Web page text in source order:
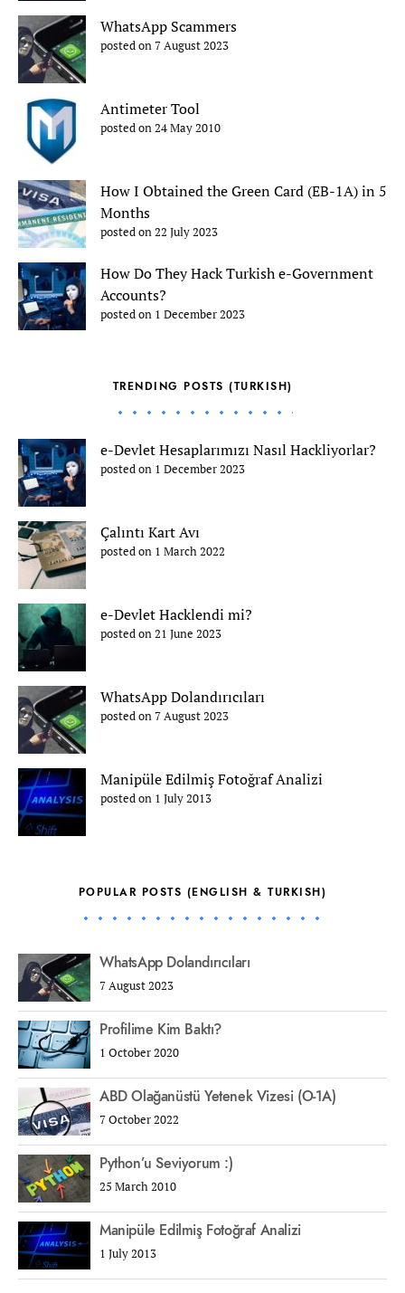
WhatsApp Scammers
posted on 7 August 2023
Antimeter Tool
posted on 24 May 2010
How I Obtained the Green Card (EB-1A) in 5
Months
posted on 22 July 2023
How Do They Hack Turkish e-Government
Accounts?
posted on 1 December 2023
TRENDING POSTS (TURKISH)
e-Devlet Hesaplarımızı Nasıl Hackliyorlar?
posted on 1 December 2023
Çalıntı Kart Avı
posted on 1 March 2022
e-Devlet Hacklendi mi?
posted on 21 June 2023
WhatsApp Dolandırıcıları
posted on 7 August 2023
Manipüle Edilmiş Fotoğraf Analizi
posted on 1 July 2013
POPULAR POSTS (ENGLISH & TURKISH)
WhatsApp Dolandırıcıları
7 August 2023
Profilime Kim Baktı?
1 October 2020
ABD Olağanüstü Yetenek Vizesi (O-1A)
7 October 2022
Python’u Seviyorum :)
25 March 2010
Manipüle Edilmiş Fotoğraf Analizi
1 July 2013